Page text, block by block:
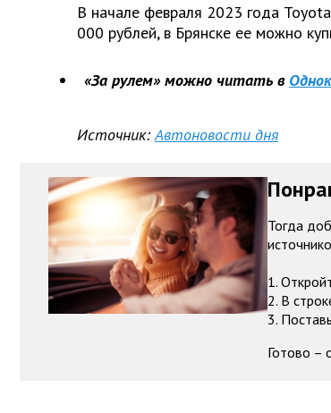
В начале февраля 2023 года
000 рублей, в Брянске ее можно
«За рулем» можно читать в
Источник: Автоновости дня
Тогда
1.
2. В
3.
Готово –